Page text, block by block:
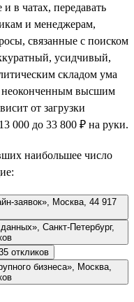
в чатах, передавать
и менеджерам,
связанные с поиском
усидчивый,
складом ума
высшим
от загрузки
000 до 33 800 ₽ на руки.
наибольшее число
заявок», Москва, 44 917
Санкт-Петербург,
откликов
бизнеса», Москва,